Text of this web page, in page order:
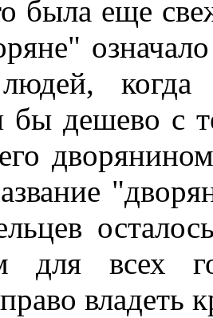
была еще
бы дешево с
для всех
владеть